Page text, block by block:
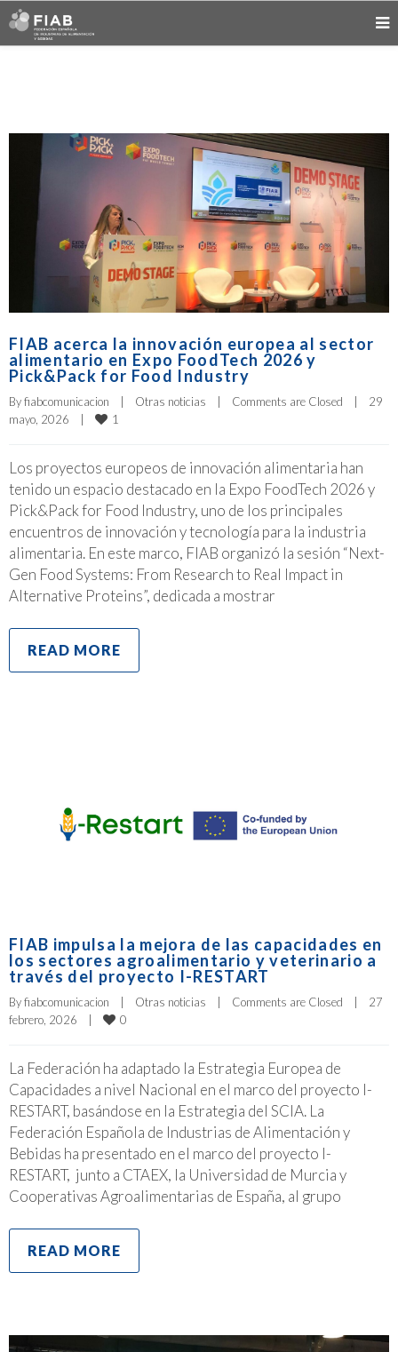
FIAB acerca la innovación europea al sector
alimentario en Expo FoodTech 2026 y
Pick&Pack for Food Industry
By fiabcomunicacion | Otras noticias | Comments are Closed |
29
mayo, 2026
| 1
Los proyectos europeos de innovación alimentaria han
tenido un espacio destacado en la Expo FoodTech 2026 y
Pick&Pack for Food Industry, uno de los principales
encuentros de innovación y tecnología para la industria
alimentaria. En este marco, FIAB organizó la sesión “Next-
Gen Food Systems: From Research to Real Impact in
Alternative Proteins”, dedicada a mostrar
READ MORE
FIAB impulsa la mejora de las capacidades en
los sectores agroalimentario y veterinario a
través del proyecto I-RESTART
By fiabcomunicacion Otras noticias Comments are Closed
27
febrero, 2026
0
La Federación ha adaptado la Estrategia Europea de
Capacidades a nivel Nacional en el marco del proyecto I-
RESTART, basándose en la Estrategia del SCIA. La
Federación Española de Industrias de Alimentación y
Bebidas ha presentado en el marco del proyecto I-
RESTART, junto a CTAEX, la Universidad de Murcia y
Cooperativas Agroalimentarias de España, al grupo
READ MORE